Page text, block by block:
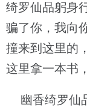
绮罗仙品躬身
骗了你，我向
撞来到这里的
这里拿一本书
幽香绮罗仙